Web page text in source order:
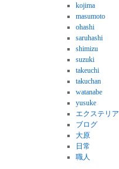
kojima
masumoto
ohashi
saruhashi
shimizu
suzuki
takeuchi
takuchan
watanabe
yusuke
エクステリア
ブログ
大原
日常
職人